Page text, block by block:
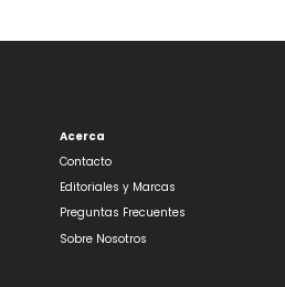
Acerca
Contacto
Editoriales y Marcas
Preguntas Frecuentes
Sobre Nosotros